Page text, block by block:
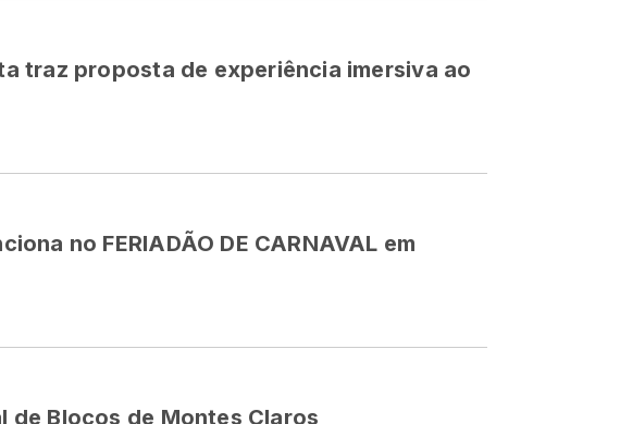
traz proposta de experiência imersiva ao
no FERIADÃO DE CARNAVAL em
de Blocos de Montes Claros